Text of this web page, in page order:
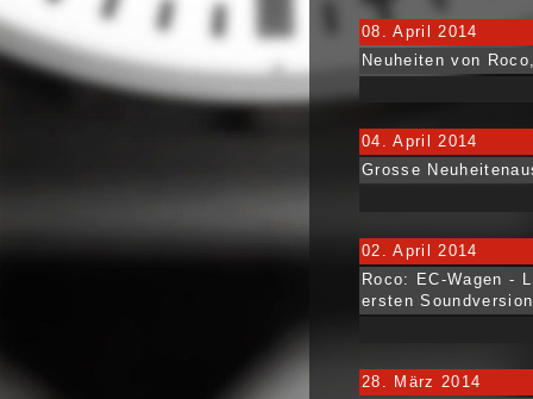
08. April 2014
Neuheiten von
04. April 2014
Grosse
02. April 2014
Roco: EC-Wagen -
ersten
28. März 2014